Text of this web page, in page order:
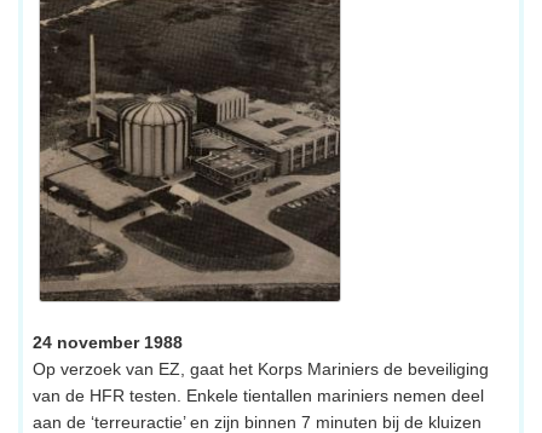
24 november 1988
Op verzoek van EZ, gaat het Korps Mariniers de beveiliging
van de HFR testen. Enkele tientallen mariniers nemen deel
aan de ‘terreuractie’ en zijn binnen 7 minuten bij de kluizen